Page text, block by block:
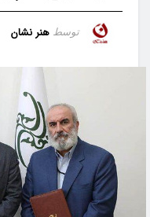
توسط هنر نشان